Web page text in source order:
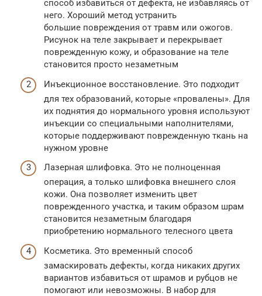
способ избавиться от дефекта, не избавляясь от
него. Хороший метод устранить
большие повреждения от травм или ожогов.
Рисунок на теле закрывает и перекрывает
поврежденную кожу, и образование на теле
становится просто незаметным
Инъекционное восстановление. Это подходит
для тех образований, которые «провалены». Для
их поднятия до нормального уровня используют
инъекции со специальными наполнителями,
которые поддерживают поврежденную ткань на
нужном уровне
Лазерная шлифовка. Это не полноценная
операция, а только шлифовка внешнего слоя
кожи. Она позволяет изменить цвет
поврежденного участка, и таким образом шрам
становится незаметным благодаря
приобретению нормального телесного цвета
Косметика. Это временный способ
замаскировать дефекты, когда никаких других
вариантов избавиться от шрамов и рубцов не
помогают или невозможны. В набор для